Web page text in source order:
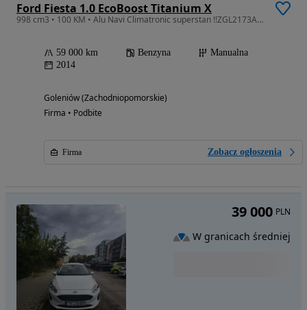
Ford Fiesta 1.0 EcoBoost Titanium X
998 cm3 • 100 KM • Alu Navi Climatronic superstan !!ZGL2173A 59TYS KM!!
59 000 km Benzyna
Manualna
2014
Goleniów (Zachodniopomorskie)
Firma • Podbite
Firma Zobacz ogłoszenia
39 000 PLN
W granicach średniej